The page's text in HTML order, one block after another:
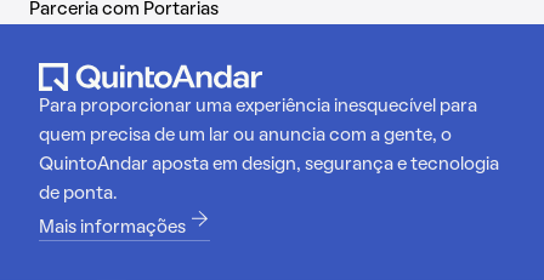
Parceria com Portarias
Para proporcionar uma experiência inesquecível para
quem precisa de um lar ou anuncia com a gente, o
QuintoAndar aposta em design, segurança e tecnologia
de ponta.
Mais informações